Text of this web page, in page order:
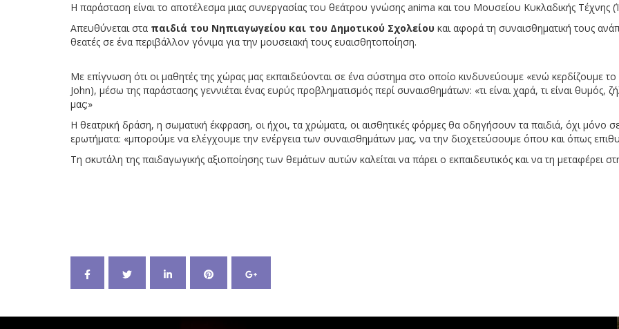
Η παράσταση είναι το αποτέλεσμα μιας συνεργασίας του θεάτρου γνώσης anima και του Μουσείου Κυκλαδικής Τέχνης
Απευθύνεται στα παιδιά του Νηπιαγωγείου και του Δημοτικού Σχολείου και αφορά τη συναισθηματική τους
θεατές σε ένα περιβάλλον γόνιμα για την μουσειακή τους ευαισθητοποίηση.
Με επίγνωση ότι οι μαθητές της χώρας μας εκπαιδεύονται σε ένα σύστημα στο οποίο κινδυνεύουμε «ενώ κερδίζουμε
John), μέσω της παράστασης γεννιέται ένας ευρύς προβληματισμός περί συναισθημάτων: «τι είναι χαρά, τι είναι
μας;»
Η θεατρική δράση, η σωματική έκφραση, οι ήχοι, τα χρώματα, οι αισθητικές φόρμες θα οδηγήσουν τα παιδιά, όχι μόνο
ερωτήματα: «μπορούμε να ελέγχουμε την ενέργεια των συναισθημάτων μας, να την διοχετεύσουμε όπου και όπως
Τη σκυτάλη της παιδαγωγικής αξιοποίησης των θεμάτων αυτών καλείται να πάρει ο εκπαιδευτικός και να τη μεταφέρει